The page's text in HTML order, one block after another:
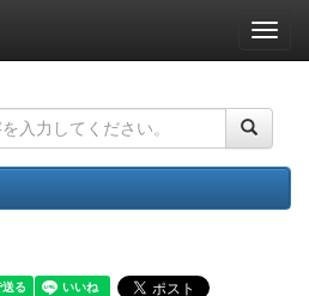
ナ
ビ
ー
ョ
ン